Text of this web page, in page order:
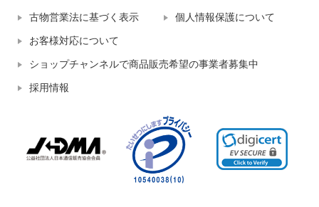
古物営業法に基づく表示 個人情報保護について
お客様対応について
ショップチャンネルで商品販売希望の事業者募集中
採用情報